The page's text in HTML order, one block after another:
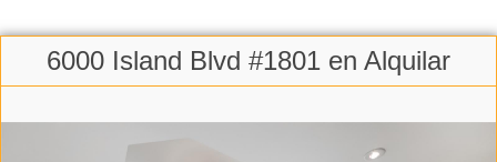
6000 Island Blvd #1801 en Alquilar